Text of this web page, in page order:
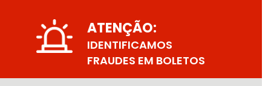
ATENÇÃO:
IDENTIFICAMOS
FRAUDES EM BOLETOS